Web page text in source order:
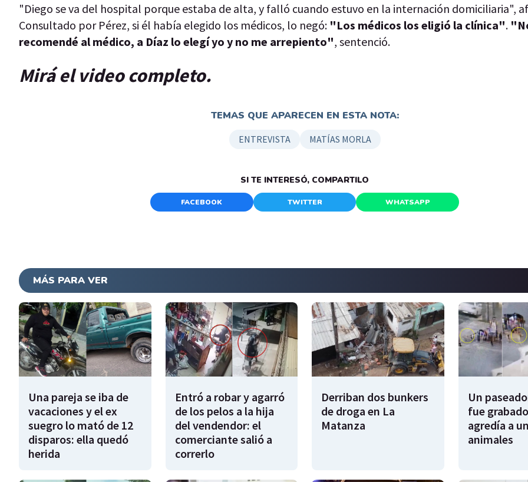
"Diego se va del hospital porque estaba de alta, y falló cuando estuvo en la internación domiciliaria",
Consultado por Pérez, si él había elegido los médicos, lo negó: "Los médicos los eligió la clínica".
recomendé al médico, a Díaz lo elegí yo y no me arrepiento", sentenció.
Mirá el video completo.
TEMAS QUE APARECEN EN ESTA NOTA:
ENTREVISTA MATÍAS MORLA
SI TE INTERESÓ, COMPARTILO
FACEBOOK TWITTER WHATSAPP
MÁS PARA VER
Una pareja se iba de
vacaciones y el ex
suegro lo mató de 12
disparos: ella quedó
herida
Entró a robar y agarró
de los pelos a la hija
del vendendor: el
comerciante salió a
correrlo
Derriban dos bunkers
de droga en La
Matanza
Un
fue
agredía a
animales